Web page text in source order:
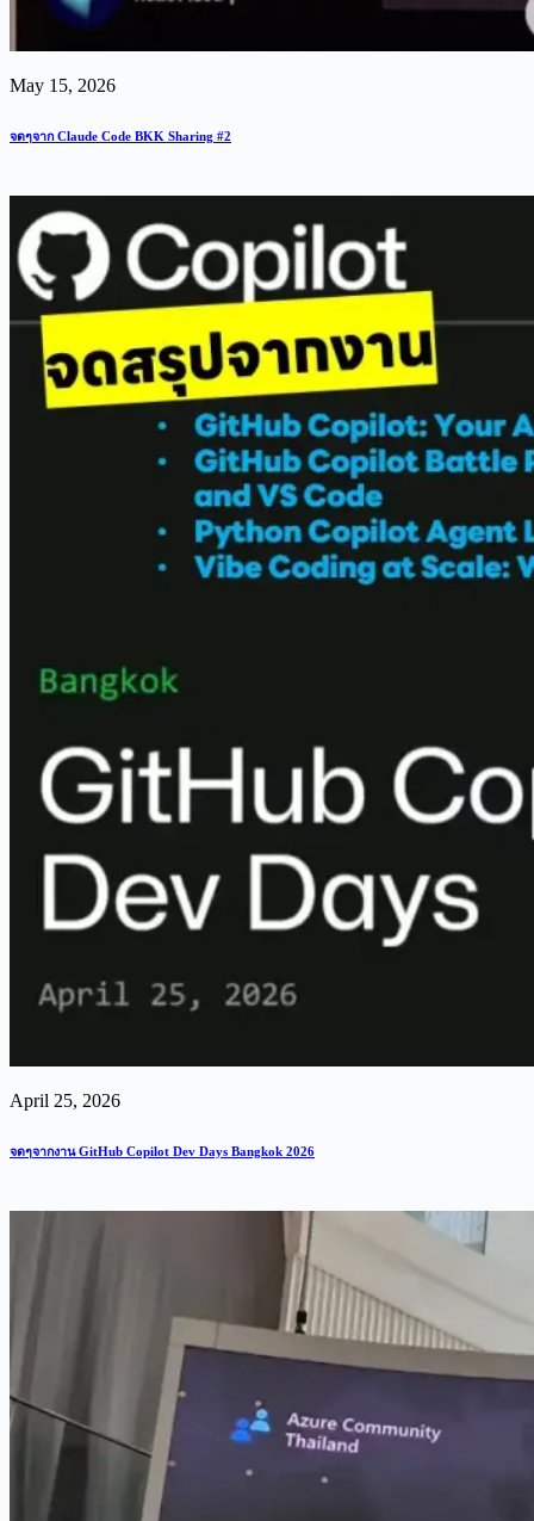
May 15, 2026
จดๆจาก Claude Code BKK Sharing #2
April 25, 2026
จดๆจากงาน GitHub Copilot Dev Days Bangkok 2026